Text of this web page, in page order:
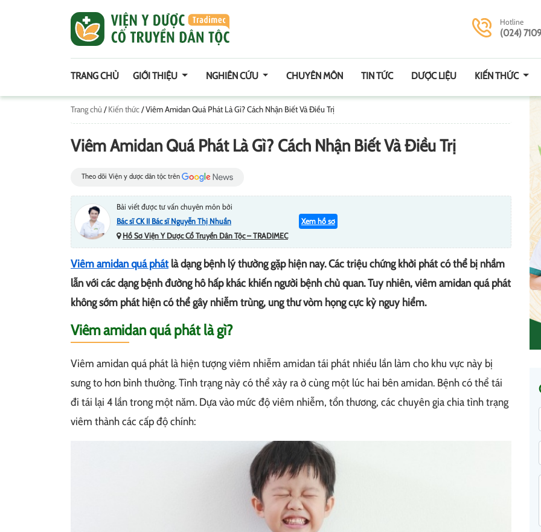
Hotline
(024)
TRANG CHỦ GIỚI THIỆU NGHIÊN CỨU CHUYÊN MÔN TIN TỨC DƯỢC LIỆU KIẾN THỨC
Trang chủ /Kiến thức/Viêm Amidan Quá Phát Là Gì? Cách Nhận Biết Và Điều Trị
Viêm Amidan Quá Phát Là Gì? Cách Nhận Biết Và Điều Trị
Theo dõi Viện y dược dân tộc trên
Bài viết được tư vấn chuyên môn bởi
Bác sĩ CK II Bác sĩ Nguyễn Thị Nhuần
Hồ Sơ Viện Y Dược Cổ Truyền Dân Tộc – TRADIMEC
Xem hồ sơ
Viêm amidan quá phátlà dạng bệnh lý thường gặp hiện nay. Các triệu chứng khởi phát có thể bị nhầm
lẫn với các dạng bệnh đường hô hấp khác khiến người bệnh chủ quan. Tuy nhiên, viêm amidan quá phát
không sớm phát hiện có thể gây nhiễm trùng, ung thư vòm họng cực kỳ nguy hiểm.
Viêm amidan quá phát là gì?
Viêm amidan quá phát là hiện tượng viêm nhiễm amidan tái phát nhiều lần làm cho khu vực này bị
sưng to hơn bình thường. Tình trạng này có thể xảy ra ở cùng một lúc hai bên amidan. Bệnh có thể tái
đi tái lại 4 lần trong một năm. Dựa vào mức độ viêm nhiễm, tổn thương, các chuyên gia chia tình trạng
viêm thành các cấp độ chính: